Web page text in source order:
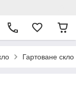
Гартоване